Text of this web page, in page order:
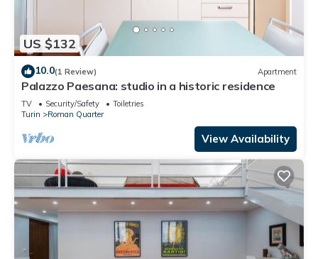
are repeat guests. Apartment has a friendly neighborhood,
and the Roman Quarter has interesting places to visit. If you
want to learn more about the Apartment in Roman Quarter,
such as places to visit and things to do nearby, you can check
below to learn more.
US $132
10.0(1 Review) Apartment
Palazzo Paesana: studio in a historic residence
TV Security/Safety
Toiletries
Turin
Roman Quarter
View Availability